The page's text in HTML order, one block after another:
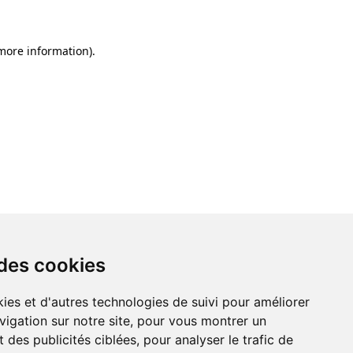
cookies
et d'autres technologies de suivi pour améliorer
sur notre site, pour vous montrer un
des publicités ciblées, pour analyser le trafic de
information).